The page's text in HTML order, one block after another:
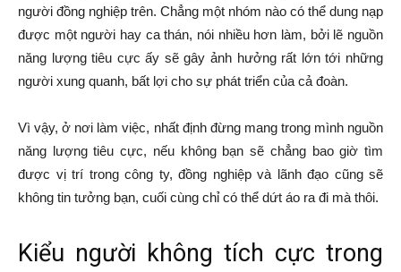
người đồng nghiệp trên. Chẳng một nhóm nào có thể dung nạp
được một người hay ca thán, nói nhiều hơn làm, bởi lẽ nguồn
năng lượng tiêu cực ấy sẽ gây ảnh hưởng rất lớn tới những
người xung quanh, bất lợi cho sự phát triển của cả đoàn.
Vì vậy, ở nơi làm việc, nhất định đừng mang trong mình nguồn
năng lượng tiêu cực, nếu không bạn sẽ chẳng bao giờ tìm
được vị trí trong công ty, đồng nghiệp và lãnh đạo cũng sẽ
không tin tưởng bạn, cuối cùng chỉ có thể dứt áo ra đi mà thôi.
Kiểu người không tích cực trong